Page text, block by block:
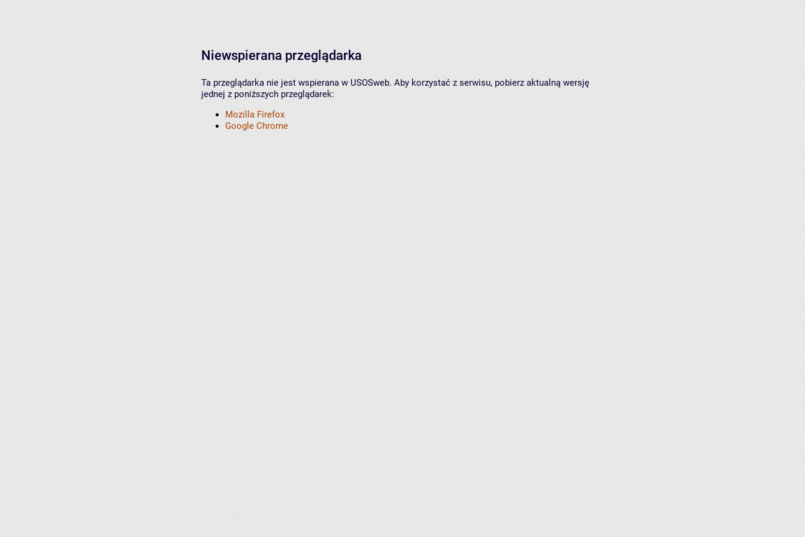
Niewspierana przeglądarka
Ta przeglądarka nie jest wspierana w USOSweb. Aby korzystać z serwisu, pobierz aktualną wersję
jednej z poniższych przeglądarek:
Mozilla Firefox
Google Chrome